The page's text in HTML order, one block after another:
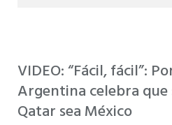
VIDEO: “Fácil, fácil”:
Argentina celebra que
Qatar sea México